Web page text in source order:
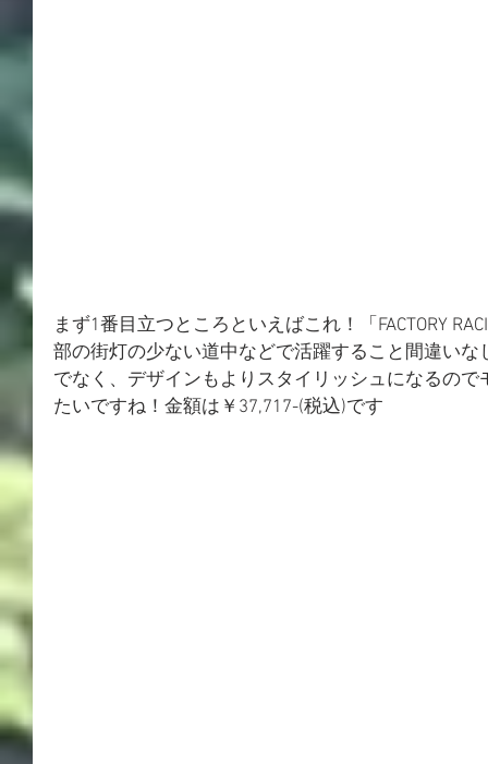
まず1番目立つところといえばこれ！「FACTORY
部の街灯の少ない道中などで活躍すること間違い
でなく、デザインもよりスタイリッシュになるの
たいですね！金額は￥37,717-(税込)です